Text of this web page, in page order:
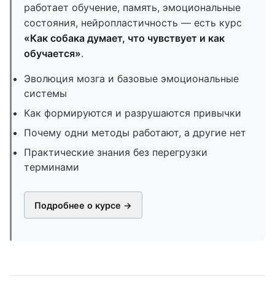
работает обучение, память, эмоциональные
состояния, нейропластичность — есть курс
«Как собака думает, что чувствует и как
обучается».
Эволюция мозга и базовые эмоциональные
системы
Как формируются и разрушаются привычки
Почему одни методы работают, а другие нет
Практические знания без перегрузки
терминами
Подробнее о курсе →